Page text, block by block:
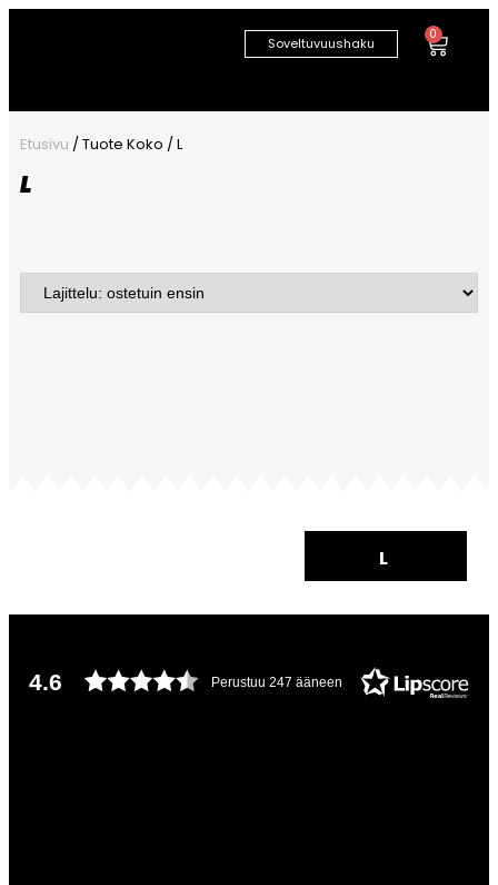
Soveltuvuushaku
0
Etusivu / Tuote Koko / L
L
L
4.6 Perustuu 247 ääneen